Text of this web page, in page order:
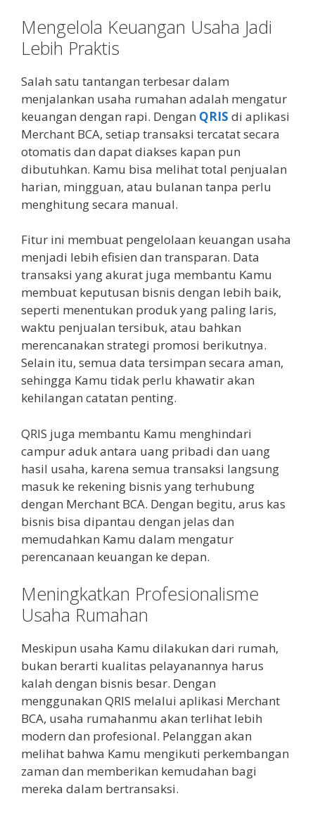
Mengelola Keuangan Usaha Jadi
Lebih Praktis
Salah satu tantangan terbesar dalam
menjalankan usaha rumahan adalah mengatur
keuangan dengan rapi. Dengan QRIS di aplikasi
Merchant BCA, setiap transaksi tercatat secara
otomatis dan dapat diakses kapan pun
dibutuhkan. Kamu bisa melihat total penjualan
harian, mingguan, atau bulanan tanpa perlu
menghitung secara manual.
Fitur ini membuat pengelolaan keuangan usaha
menjadi lebih efisien dan transparan. Data
transaksi yang akurat juga membantu Kamu
membuat keputusan bisnis dengan lebih baik,
seperti menentukan produk yang paling laris,
waktu penjualan tersibuk, atau bahkan
merencanakan strategi promosi berikutnya.
Selain itu, semua data tersimpan secara aman,
sehingga Kamu tidak perlu khawatir akan
kehilangan catatan penting.
QRIS juga membantu Kamu menghindari
campur aduk antara uang pribadi dan uang
hasil usaha, karena semua transaksi langsung
masuk ke rekening bisnis yang terhubung
dengan Merchant BCA. Dengan begitu, arus kas
bisnis bisa dipantau dengan jelas dan
memudahkan Kamu dalam mengatur
perencanaan keuangan ke depan.
Meningkatkan Profesionalisme
Usaha Rumahan
Meskipun usaha Kamu dilakukan dari rumah,
bukan berarti kualitas pelayanannya harus
kalah dengan bisnis besar. Dengan
menggunakan QRIS melalui aplikasi Merchant
BCA, usaha rumahanmu akan terlihat lebih
modern dan profesional. Pelanggan akan
melihat bahwa Kamu mengikuti perkembangan
zaman dan memberikan kemudahan bagi
mereka dalam bertransaksi.